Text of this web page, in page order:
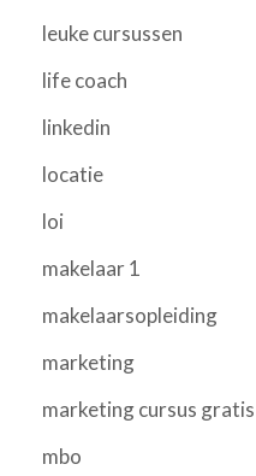
leuke cursussen
life coach
linkedin
locatie
loi
makelaar 1
makelaarsopleiding
marketing
marketing cursus gratis
mbo